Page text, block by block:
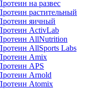
на развес
растительный
яичный
ActivLab
AllNutrition
AllSports Labs
Amix
APS
Arnold
Atomix